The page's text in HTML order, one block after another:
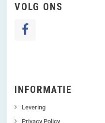
VOLG ONS
INFORMATIE
Levering
Privacy Policy